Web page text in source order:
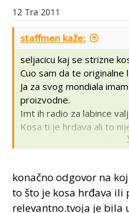
o
n
:
12 Tra 2011
staffmen kaže:
seljacicu kaj se strizne
Cuo sam da te originalne
Ja za svog mondiala
proizvodne.
Imt ih radio za labince
Kosa ti je hrdava ali to
izgledala kad sam ju
hrdava do bola.
Sljedilo je detaljno
promjenjeni su svi
konačno odgovor na
to što je kosa hrđava ili
relevantno.tvoja je bila